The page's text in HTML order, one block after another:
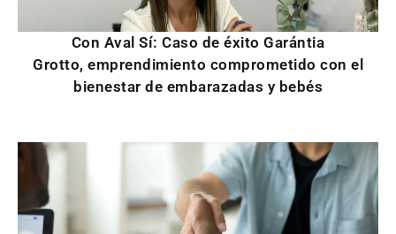
Con Aval Sí: Caso de éxito Garántia
Grotto, emprendimiento comprometido con el
bienestar de embarazadas y bebés